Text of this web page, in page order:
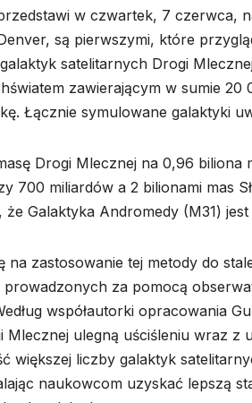
w czwartek, 7 czerwca,
są pierwszymi, które
satelitarnych Drogi
zawierającym w sumie
Łącznie symulowane galaktyki
Drogi Mlecznej na 0,96 biliona
700 miliardów a 2 bilionami mas
Galaktyka Andromedy (M31)
na zastosowanie tej metody do
za pomocą
współautorki opracowania
Mlecznej ulegną uściśleniu wraz z
większej liczby galaktyk
naukowcom uzyskać lepszą